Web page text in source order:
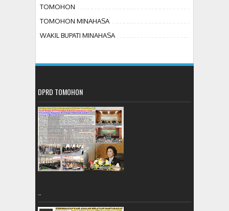
TOMOHON
TOMOHON MINAHASA
WAKIL BUPATI MINAHASA
DPRD TOMOHON